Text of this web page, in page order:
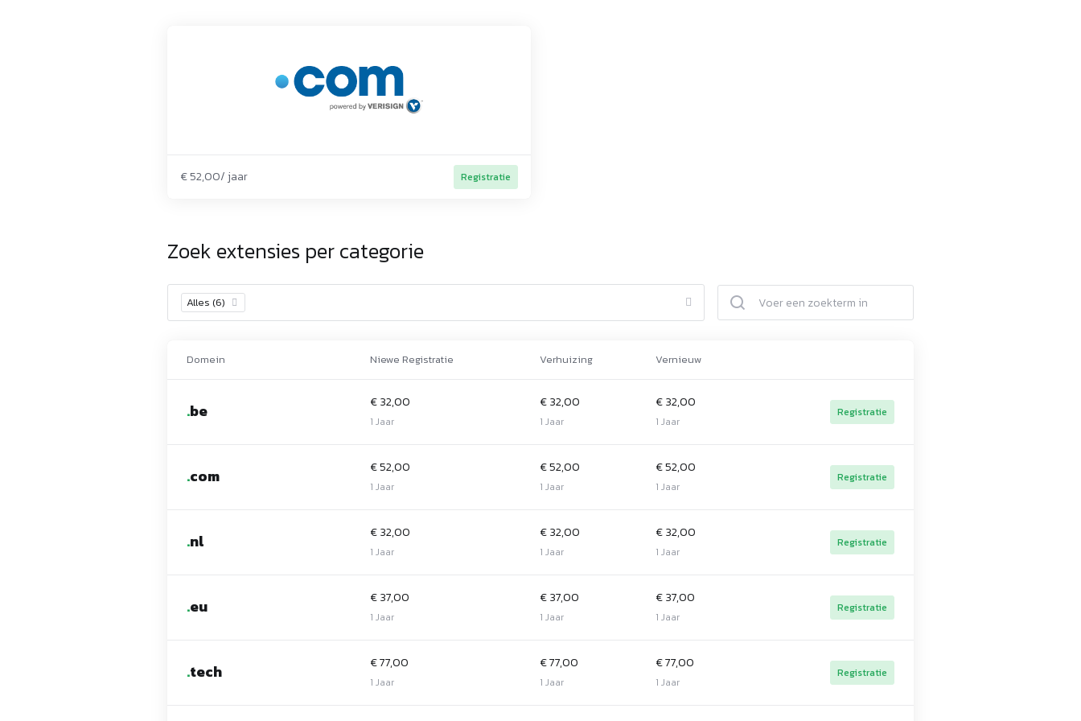
€ 52,00/ jaar Registratie
Zoek extensies per categorie
Alles (6) ×
Domein Niewe Registratie Verhuizing Vernieuw
.be € 32,00
1 Jaar
€ 32,00
1 Jaar
€ 32,00
1 Jaar
Registratie
.com € 52,00
1 Jaar
€ 52,00
1 Jaar
€ 52,00
1 Jaar
Registratie
.nl € 32,00
1 Jaar
€ 32,00
1 Jaar
€ 32,00
1 Jaar
Registratie
.eu € 37,00
1 Jaar
€ 37,00
1 Jaar
€ 37,00
1 Jaar
Registratie
.tech € 77,00
1 Jaar
€ 77,00
1 Jaar
€ 77,00
1 Jaar
Registratie